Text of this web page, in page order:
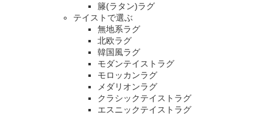
籐(ラタン)ラグ
テイストで選ぶ
無地系ラグ
北欧ラグ
韓国風ラグ
モダンテイストラグ
モロッカンラグ
メダリオンラグ
クラシックテイストラグ
エスニックテイストラグ